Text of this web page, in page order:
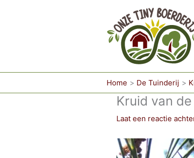
Home De Tuinderij
Kruid van
Laat een reactie